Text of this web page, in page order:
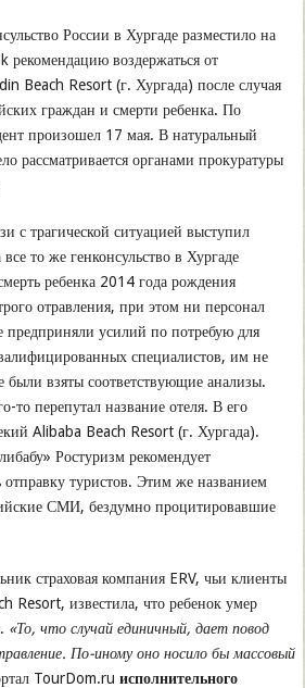
России в Хургаде разместило на
рекомендацию воздержаться от
Beach Resort (г. Хургада) после случая
граждан и смерти ребенка. По
произошел 17 мая. В натуральный
рассматривается органами прокуратуры
с трагической ситуацией выступил
то же генконсульство в Хургаде
ребенка 2014 года рождения
отравления, при этом ни персонал
предприняли усилий по потребую для
специалистов, им не
были взяты соответствующие анализы.
то перепутал название отеля. В его
Alibaba Beach Resort (г. Хургада).
Ростуризм рекомендует
отправку туристов. Этим же названием
СМИ, бездумно процитировавшие
страховая компания ERV, чьи клиенты
Resort, известила, что ребенок умер
«То, что случай единичный, дает повод
По-иному оно носило бы массовый
TourDom.ru исполнительного